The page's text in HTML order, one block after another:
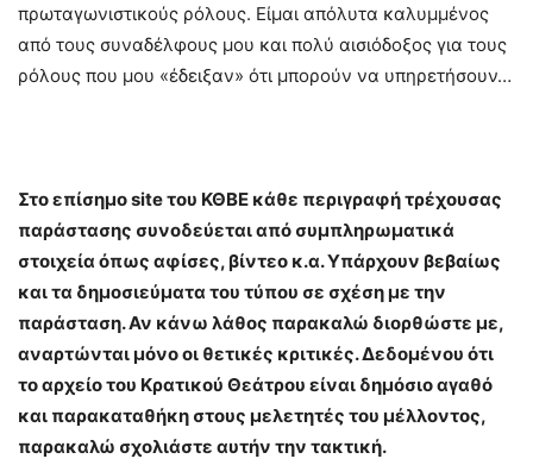
πρωταγωνιστικούς ρόλους. Είμαι απόλυτα καλυμμένος
από τους συναδέλφους μου και πολύ αισιόδοξος για τους
ρόλους που μου «έδειξαν» ότι μπορούν να υπηρετήσουν…
Στο επίσημοsiteτου ΚΘΒΕ κάθε περιγραφή τρέχουσας
παράστασης συνοδεύεται από συμπληρωματικά
στοιχεία όπως αφίσες, βίντεο κ.α. Υπάρχουν βεβαίως
και τα δημοσιεύματα του τύπου σε σχέση με την
παράσταση. Αν κάνω λάθος παρακαλώ διορθώστε με,
αναρτώνται μόνο οι θετικές κριτικές. Δεδομένου ότι
το αρχείο του Κρατικού Θεάτρου είναι δημόσιο αγαθό
και παρακαταθήκη στους μελετητές του μέλλοντος,
παρακαλώ σχολιάστε αυτήν την τακτική.